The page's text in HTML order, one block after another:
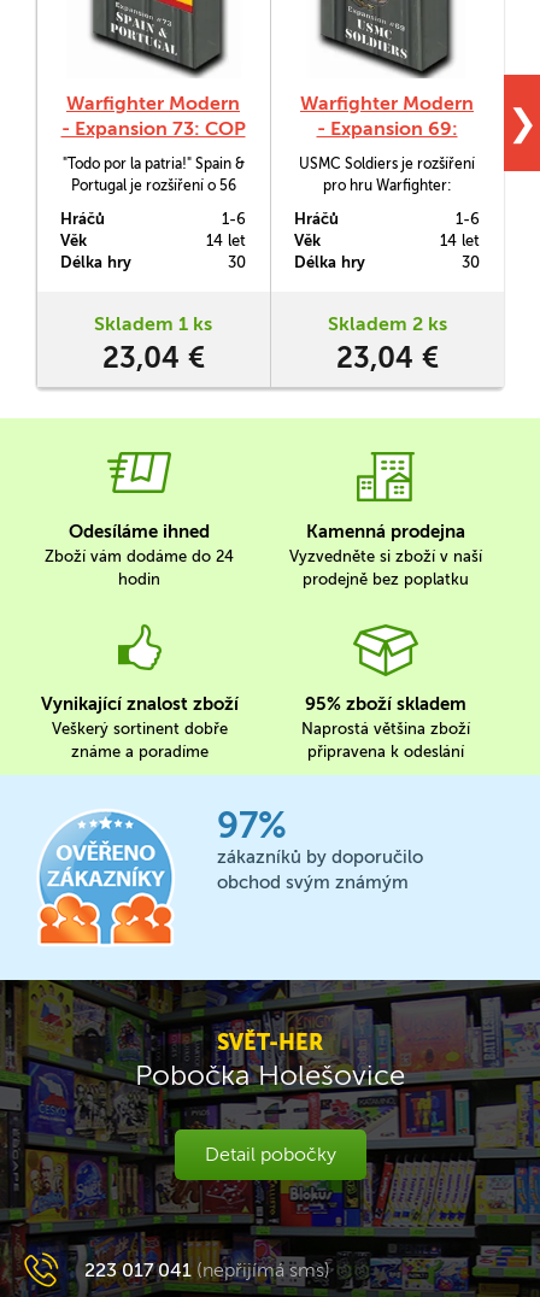
Warfighter Modern
- Expansion 73: COP
Spain & Portugal
"Todo por la patria!" Spain &
Portugal je rozšíření o 56
Modern, které dává hráčům
k dispozici vojáky a výbavu
pro elitní vojáky Španělska a
Hráčů
1-6
Věk
14 let
Délka hry
30
Skladem 1 ks
23,04 €
Warfighter Modern
- Expansion 69:
USMC Soldiers
USMC Soldiers je rozšíření
pro hru Warfighter:
dispozici vojáky námořního
sboru Spojených států a s
nimi i potřebnou výbavu a
Hráčů
1-6
Věk
14 let
Délka hry
30
Skladem 2 ks
23,04 €
❯
Odesíláme ihned
Zboží vám dodáme do 24
hodin
Kamenná prodejna
Vyzvedněte si zboží v naší
prodejně bez poplatku
Vynikající znalost zboží
Veškerý sortinent dobře
známe a poradíme
95% zboží skladem
Naprostá většina zboží
připravena k odeslání
97%
zákazníků by doporučilo
obchod svým známým
SVĚT-HER
Pobočka Holešovice
Detail pobočky
223 017 041 (nepřijímá sms)